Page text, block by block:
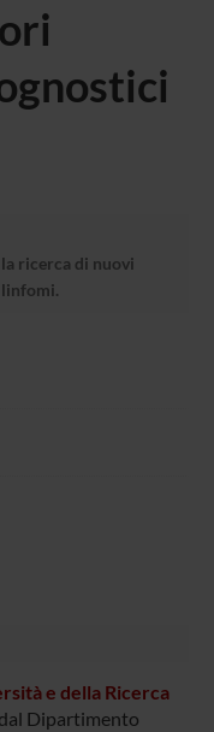
ricerca di nuovi
e della Ricerca
Dipartimento